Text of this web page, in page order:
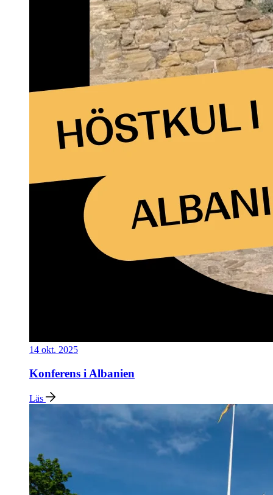
14 okt. 2025
Konferens i Albanien
Läs